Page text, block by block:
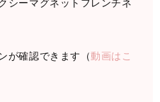
シーマグネットフレンチネ
が確認できます（動画はこ